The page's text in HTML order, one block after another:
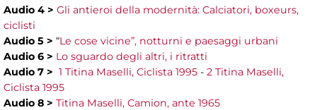
Audio 4 > Gli antieroi della modernità: Calciatori, boxeurs,
ciclisti
Audio 5 > “Le cose vicine”, notturni e paesaggi urbani
Audio 6 > Lo sguardo degli altri, i ritratti
Audio 7 > 1 Titina Maselli, Ciclista 1995 - 2 Titina Maselli,
Ciclista 1995
Audio 8 > Titina Maselli, Camion, ante 1965